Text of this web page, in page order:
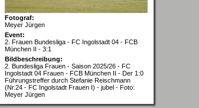
Fotograf:
Meyer Jürgen
Event:
2. Frauen Bundesliga - FC Ingolstadt 04 - FCB
München II - 3:1
Bildbeschreibung:
2. Bundesliga Frauen - Saison 2025/26 - FC
Ingolstadt 04 Frauen - FCB München II - Der 1:0
Führungstreffer durch Stefanie Reischmann
(Nr.24 - FC Ingolstadt Frauen I) - jubel - Foto:
Meyer Jürgen